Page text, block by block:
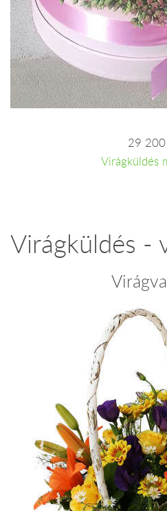
29
Virágküldés
Virágküldés -